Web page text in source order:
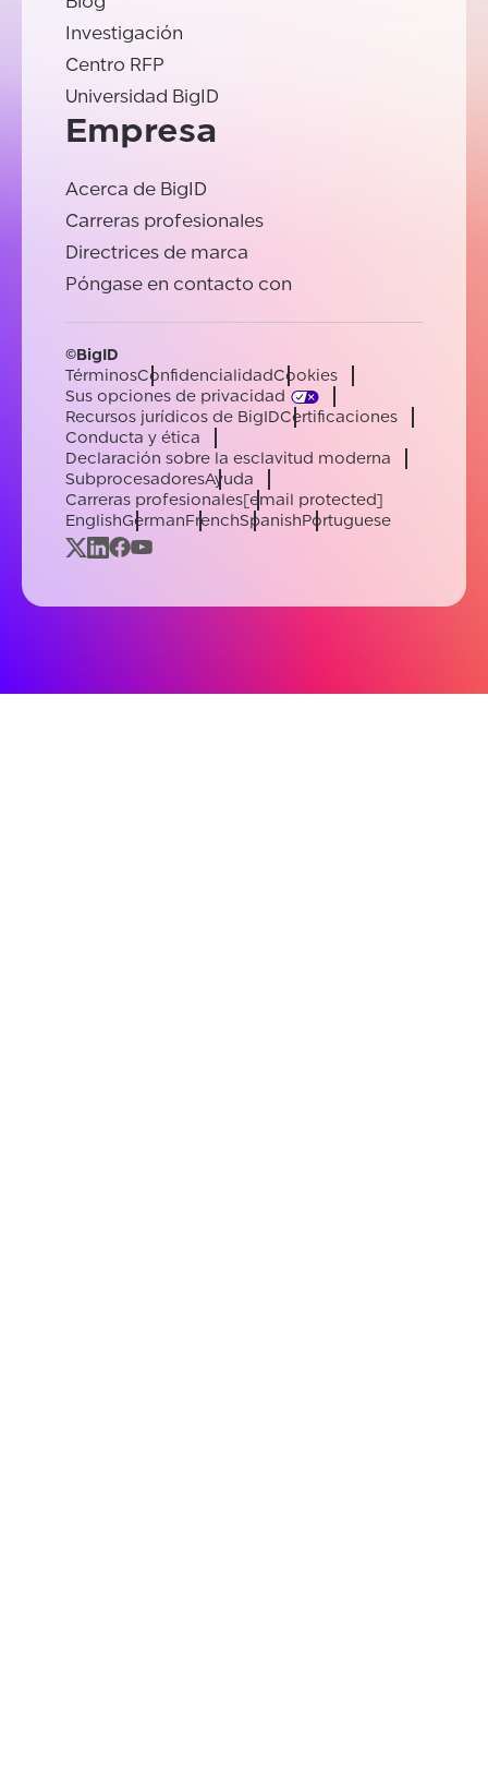
Investigación
Centro RFP
Universidad BigID
Empresa
Acerca de BigID
Carreras profesionales
Directrices de marca
Póngase en contacto con
©BigID
TérminosConfidencialidadCookies
Sus opciones de privacidad
Recursos jurídicos de BigIDCertificaciones
Conducta y ética
Declaración sobre la esclavitud moderna
SubprocesadoresAyuda
Carreras profesionales[email protected]
EnglishGermanFrenchSpanishPortuguese